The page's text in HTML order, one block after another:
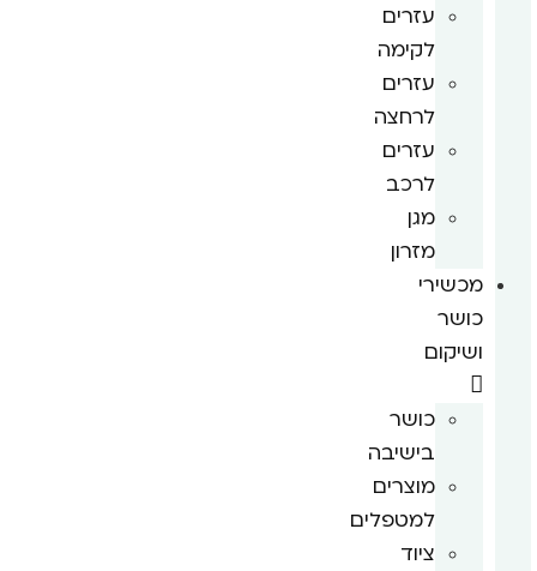
עזרים
לקימה
עזרים
לרחצה
עזרים
לרכב
מגן
מזרון
מכשירי
כושר
ושיקום
כושר
בישיבה
מוצרים
למטפלים
ציוד